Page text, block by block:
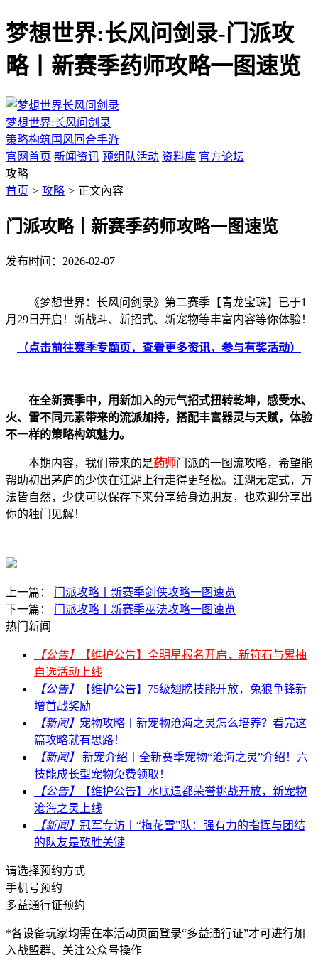
梦想世界:长风问剑录-门派攻
略丨新赛季药师攻略一图速览
梦想世界:长风问剑录
策略构筑国风回合手游
官网首页 新闻资讯 预组队活动 资料库 官方论坛
攻略
首页 > 攻略 > 正文內容
门派攻略丨新赛季药师攻略一图速览
发布时间：2026-02-07
《梦想世界：长风问剑录》第二赛季【青龙宝珠】已于1
月29日开启！新战斗、新招式、新宠物等丰富内容等你体验！
（点击前往赛季专题页，查看更多资讯，参与有奖活动）
在全新赛季中，用新加入的元气招式扭转乾坤，感受水、
火、雷不同元素带来的流派加持，搭配丰富器灵与天赋，体验
不一样的策略构筑魅力。
本期内容，我们带来的是药师门派的一图流攻略，希望能
帮助初出茅庐的少侠在江湖上行走得更轻松。江湖无定式，万
法皆自然，少侠可以保存下来分享给身边朋友，也欢迎分享出
你的独门见解！
上一篇：
门派攻略丨新赛季剑侠攻略一图速览
下一篇：
门派攻略丨新赛季巫法攻略一图速览
热门新闻
【公告】
【维护公告】全明星报名开启，新符石与累抽
自选活动上线
【公告】
【维护公告】75级翅膀技能开放，兔狼争锋新
增首战奖励
【新闻】 宠物攻略丨新宠物沧海之灵怎么培养？看完这
篇攻略就有思路！
【新闻】
新宠介绍丨全新赛季宠物“沧海之灵”介绍！六
技能成长型宠物免费领取！
【公告】
【维护公告】水底遗都荣誉挑战开放，新宠物
沧海之灵上线
【新闻】 冠军专访丨“梅花雪”队：强有力的指挥与团结
的队友是致胜关键
请选择预约方式
手机号预约
多益通行证预约
*各设备玩家均需在本活动页面登录“多益通行证”才可进行加
入战盟群、关注公众号操作